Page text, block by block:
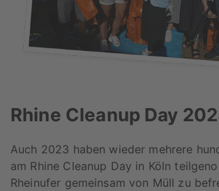
Rhine Cleanup Day
Auch 2023 haben wieder mehrere
am Rhine Cleanup Day in Köln
Rheinufer gemeinsam von Müll zu